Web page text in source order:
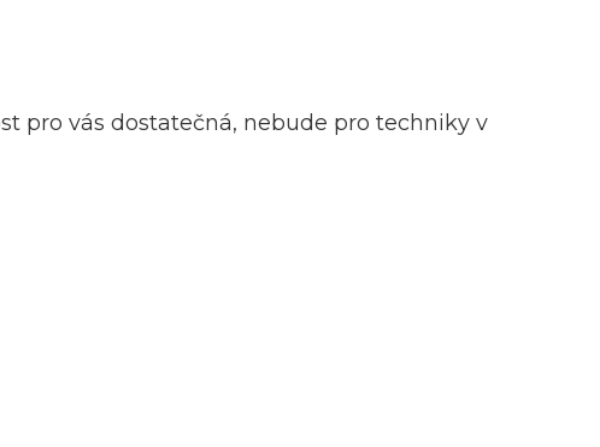
pro vás dostatečná, nebude pro techniky v